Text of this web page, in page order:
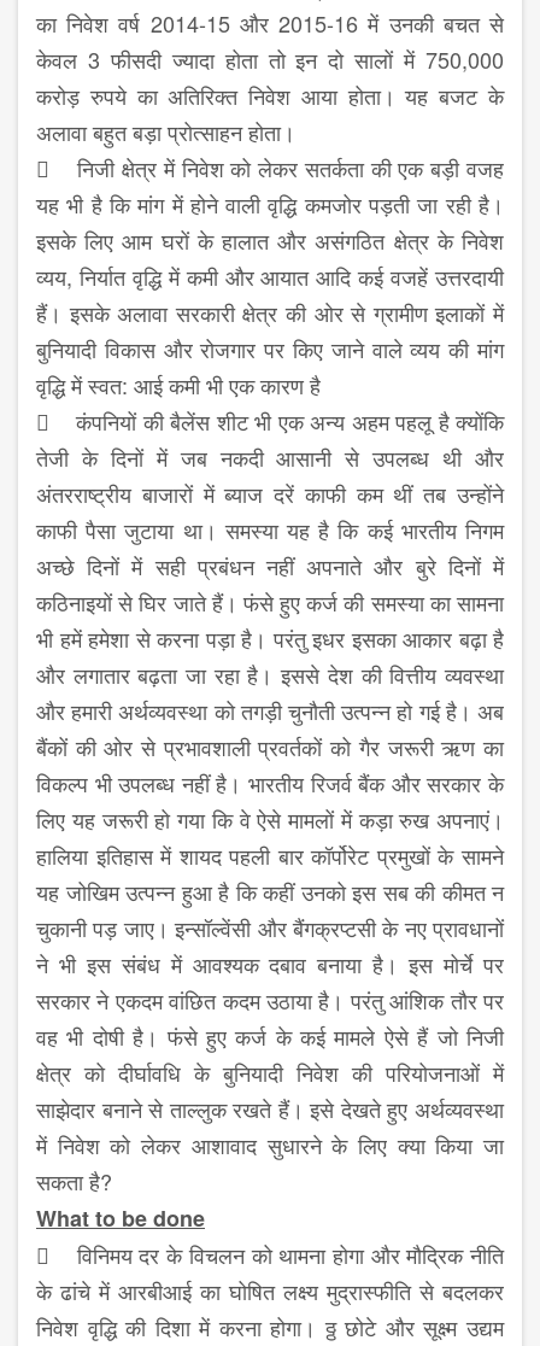
का निवेश वर्ष 2014-15 और 2015-16 में उनकी बचत से
केवल 3 फीसदी ज्यादा होता तो इन दो सालों में 750,000
करोड़ रुपये का अतिरिक्त निवेश आया होता। यह बजट के
अलावा बहुत बड़ा प्रोत्साहन होता।
 निजी क्षेत्र में निवेश को लेकर सतर्कता की एक बड़ी वजह
यह भी है कि मांग में होने वाली वृद्धि कमजोर पड़ती जा रही है।
इसके लिए आम घरों के हालात और असंगठित क्षेत्र के निवेश
व्यय, निर्यात वृद्धि में कमी और आयात आदि कई वजहें उत्तरदायी
हैं। इसके अलावा सरकारी क्षेत्र की ओर से ग्रामीण इलाकों में
बुनियादी विकास और रोजगार पर किए जाने वाले व्यय की मांग
वृद्धि में स्वत: आई कमी भी एक कारण है
 कंपनियों की बैलेंस शीट भी एक अन्य अहम पहलू है क्योंकि
तेजी के दिनों में जब नकदी आसानी से उपलब्ध थी और
अंतरराष्ट्रीय बाजारों में ब्याज दरें काफी कम थीं तब उन्होंने
काफी पैसा जुटाया था। समस्या यह है कि कई भारतीय निगम
अच्छे दिनों में सही प्रबंधन नहीं अपनाते और बुरे दिनों में
कठिनाइयों से घिर जाते हैं। फंसे हुए कर्ज की समस्या का सामना
भी हमें हमेशा से करना पड़ा है। परंतु इधर इसका आकार बढ़ा है
और लगातार बढ़ता जा रहा है। इससे देश की वित्तीय व्यवस्था
और हमारी अर्थव्यवस्था को तगड़ी चुनौती उत्पन्न हो गई है। अब
बैंकों की ओर से प्रभावशाली प्रवर्तकों को गैर जरूरी ऋण का
विकल्प भी उपलब्ध नहीं है। भारतीय रिजर्व बैंक और सरकार के
लिए यह जरूरी हो गया कि वे ऐसे मामलों में कड़ा रुख अपनाएं।
हालिया इतिहास में शायद पहली बार कॉर्पोरेट प्रमुखों के सामने
यह जोखिम उत्पन्न हुआ है कि कहीं उनको इस सब की कीमत न
चुकानी पड़ जाए। इन्सॉल्वेंसी और बैंगक्रप्टसी के नए प्रावधानों
ने भी इस संबंध में आवश्यक दबाव बनाया है। इस मोर्चे पर
सरकार ने एकदम वांछित कदम उठाया है। परंतु आंशिक तौर पर
वह भी दोषी है। फंसे हुए कर्ज के कई मामले ऐसे हैं जो निजी
क्षेत्र को दीर्घावधि के बुनियादी निवेश की परियोजनाओं में
साझेदार बनाने से ताल्लुक रखते हैं। इसे देखते हुए अर्थव्यवस्था
में निवेश को लेकर आशावाद सुधारने के लिए क्या किया जा
सकता है?
What to be done
 विनिमय दर के विचलन को थामना होगा और मौद्रिक नीति
के ढांचे में आरबीआई का घोषित लक्ष्य मुद्रास्फीति से बदलकर
निवेश वृद्धि की दिशा में करना होगा। ठ्ठ छोटे और सूक्ष्म उद्यम